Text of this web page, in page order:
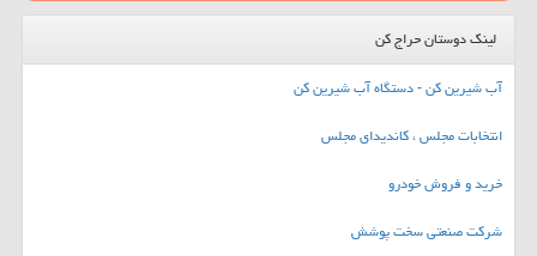
لینک دوستان حراج کن
آب شیرین کن - دستگاه آب شیرین کن
انتخابات مجلس ، کاندیدای مجلس
خرید و فروش خودرو
شرکت صنعتی سخت پوشش